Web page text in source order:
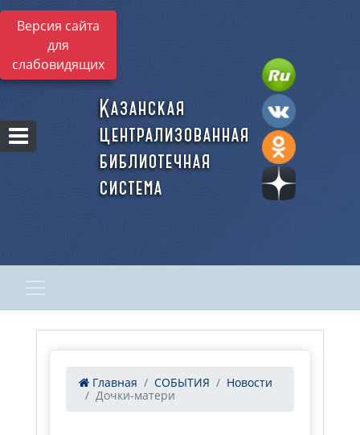
Версия сайта
для
слабовидящих
Казанская
централизованная
библиотечная
система
Главная СОБЫТИЯ
Новости
Дочки-матери